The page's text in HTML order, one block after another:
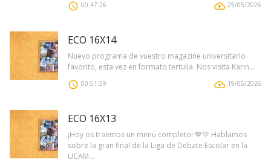
00:47:26 25/05/2026
ECO 16X14
Nuevo programa de vuestro magazine universitario
favorito, esta vez en formato tertulia. Nos visita Karin...
00:51:59 19/05/2026
ECO 16X13
¡Hoy os traemos un menú completo! 💙💛 Hablamos
sobre la gran final de la Liga de Debate Escolar en la
UCAM...